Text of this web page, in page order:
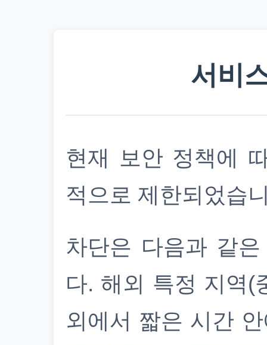
서비
현재 보안 정책에
적으로 제한되었습
차단은 다음과 같
다. 해외 특정 지역(
외에서 짧은 시간